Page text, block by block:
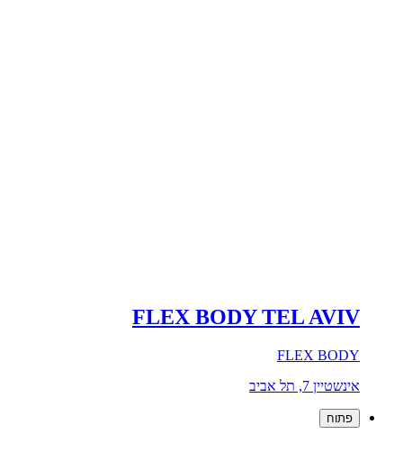
FLEX BODY TEL AVIV
FLEX BODY
אינשטיין 7, תל אביב
פתוח